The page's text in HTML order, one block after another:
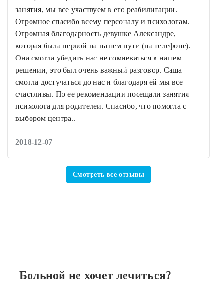
занятия, мы все участвуем в его реабилитации.
Огромное спасибо всему персоналу и психологам.
Огромная благодарность девушке Александре,
которая была первой на нашем пути (на телефоне).
Она смогла убедить нас не сомневаться в нашем
решении, это был очень важный разговор. Саша
смогла достучаться до нас и благодаря ей мы все
счастливы. По ее рекомендации посещали занятия
психолога для родителей. Спасибо, что помогла с
выбором центра..
2018-12-07
Смотреть все отзывы
Больной не хочет лечиться?